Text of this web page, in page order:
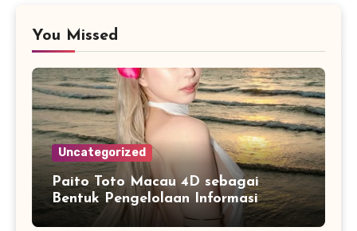
You Missed
Uncategorized
Paito Toto Macau 4D sebagai
Bentuk Pengelolaan Informasi
Digital yang Lebih Terstruktur